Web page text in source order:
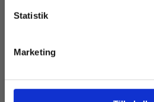
Statistik
Marketing
eBog+